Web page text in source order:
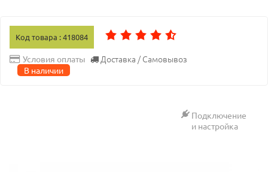
Код товара : 418084
Условия оплаты Доставка / Самовывоз
В наличии
Подключение
и настройка